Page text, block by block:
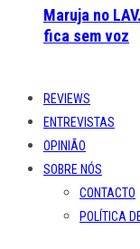
Maruja no
fica sem voz
REVIEWS
ENTREVISTAS
OPINIÃO
SOBRE NÓS
CONTACTO
POLÍTICA